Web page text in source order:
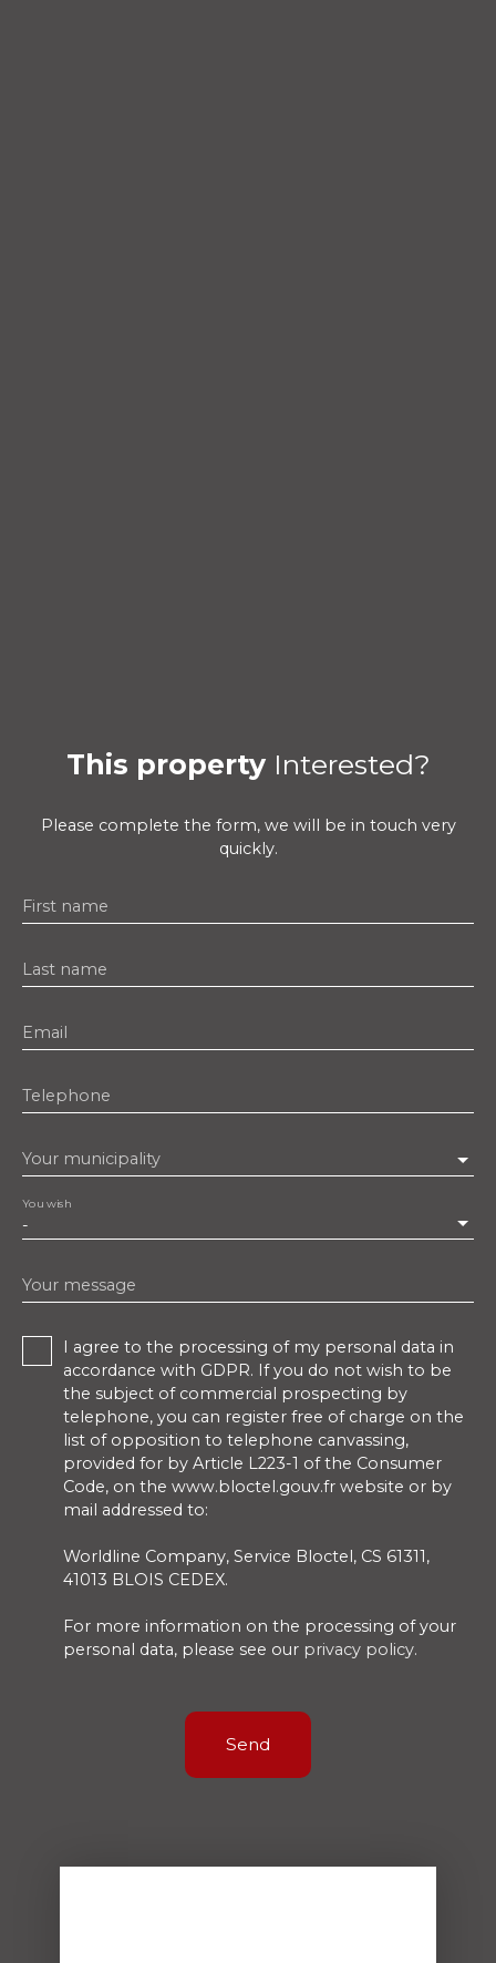
This property Interested?
Please complete the form, we will be in touch very
quickly.
First name
Last name
Email
Telephone
Your municipality
-
You wish
Your message
I agree to the processing of my personal data in
accordance with GDPR. If you do not wish to be
the subject of commercial prospecting by
telephone, you can register free of charge on the
list of opposition to telephone canvassing,
provided for by Article L223-1 of the Consumer
Code, on the www.bloctel.gouv.fr website or by
mail addressed to:
Worldline Company, Service Bloctel, CS 61311,
41013 BLOIS CEDEX.
For more information on the processing of your
personal data, please see our privacy policy.
Send